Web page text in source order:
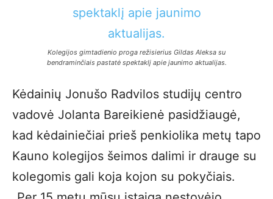
Kolegijos gimtadienio proga režisierius Gildas Aleksa su
bendraminčiais pastatė spektaklį apie jaunimo aktualijas.
Kėdainių Jonušo Radvilos studijų centro
vadovė Jolanta Bareikienė pasidžiaugė,
kad kėdainiečiai prieš penkiolika metų tapo
Kauno kolegijos šeimos dalimi ir drauge su
kolegomis gali koja kojon su pokyčiais.